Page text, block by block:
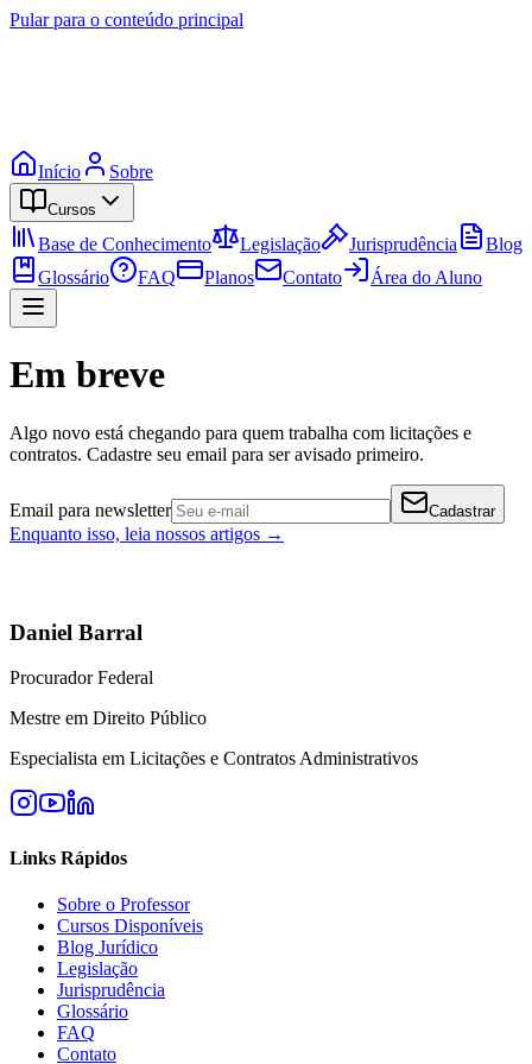
Pular para o conteúdo principal
Início Sobre
Cursos
Base de Conhecimento Legislação Jurisprudência
Blog
Glossário
FAQ Planos Contato Área do Aluno
Em breve
Algo novo está chegando para quem trabalha com licitações e
contratos. Cadastre seu email para ser avisado primeiro.
Email para newsletter Cadastrar
Enquanto isso, leia nossos artigos →
Daniel Barral
Procurador Federal
Mestre em Direito Público
Especialista em Licitações e Contratos Administrativos
Links Rápidos
Sobre o Professor
Cursos Disponíveis
Blog Jurídico
Legislação
Jurisprudência
Glossário
FAQ
Contato